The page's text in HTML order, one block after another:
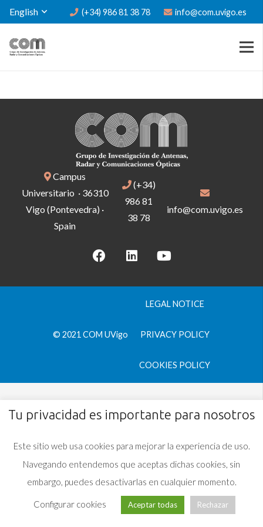
English (+34) 986 81 38 78 info@com.uvigo.es
Campus
Universitario · 36310
Vigo (Pontevedra) ·
Spain
(+34)
986 81
38 78
info@com.uvigo.es
© 2021 COM UVigo
LEGAL NOTICE
PRIVACY POLICY
COOKIES POLICY
Tu privacidad es importante para nosotros
Este sitio web usa cookies para mejorar la experiencia de uso.
Navegando entendemos que aceptas dichas cookies, sin
embargo, puedes desactivarlas en cualquier momento.
Configurar cookies Aceptar todas Rechazar